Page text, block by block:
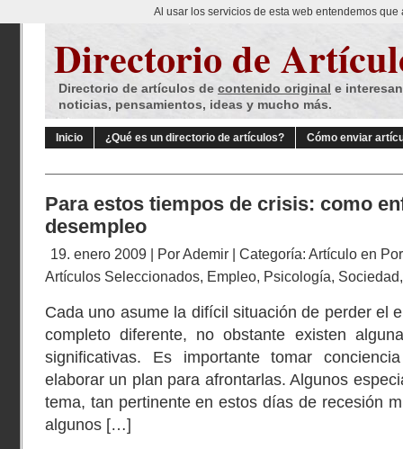
Directorio de
Directorio de artículos de contenido original e
noticias, pensamientos, ideas y mucho más.
Inicio ¿Qué es un directorio de artículos? Cómo enviar
Para estos tiempos de crisis: como
desempleo
19. enero 2009 | PorAdemir | Categoría: Artículo en
Artículos Seleccionados, Empleo, Psicología, Sociedad
Cada uno asume la difícil situación de perder el
completo diferente, no obstante existen
significativas. Es importante tomar
elaborar un plan para afrontarlas. Algunos
tema, tan pertinente en estos días de recesión
algunos […]
Al usar los servicios de esta web entendemos